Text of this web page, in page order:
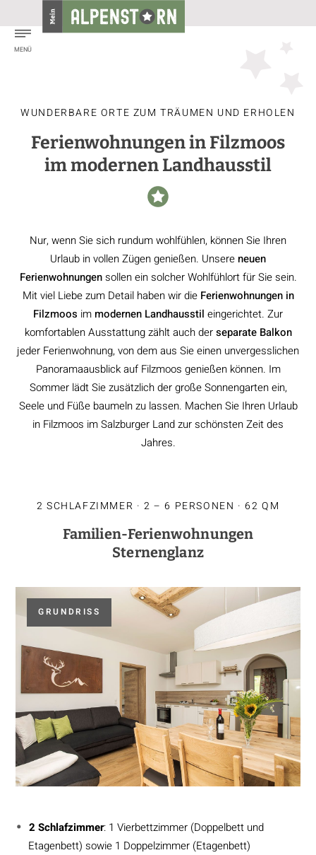
WUNDERBARE ORTE ZUM TRÄUMEN UND ERHOLEN
Ferienwohnungen in Filzmoos
im modernen Landhausstil
Nur, wenn Sie sich rundum wohlfühlen, können Sie Ihren
Urlaub in vollen Zügen genießen. Unsere neuen
Ferienwohnungensollen ein solcher Wohlfühlort für Sie sein.
Mit viel Liebe zum Detail haben wir die Ferienwohnungen in
Filzmoos im modernen Landhausstil eingerichtet. Zur
komfortablen Ausstattung zählt auch derseparate Balkon
jeder Ferienwohnung, von dem aus Sie einen unvergesslichen
Panoramaausblick auf Filzmoos genießen können. Im
Sommer lädt Sie zusätzlich der große Sonnengarten ein,
Seele und Füße baumeln zu lassen. Machen Sie Ihren Urlaub
in Filzmoos im Salzburger Land zur schönsten Zeit des
Jahres.
2 SCHLAFZIMMER · 2 – 6 PERSONEN · 62 QM
Familien-Ferienwohnungen
Sternenglanz
GRUNDRISS
2 Schlafzimmer: 1 Vierbettzimmer (Doppelbett und
Etagenbett) sowie 1 Doppelzimmer (Etagenbett)